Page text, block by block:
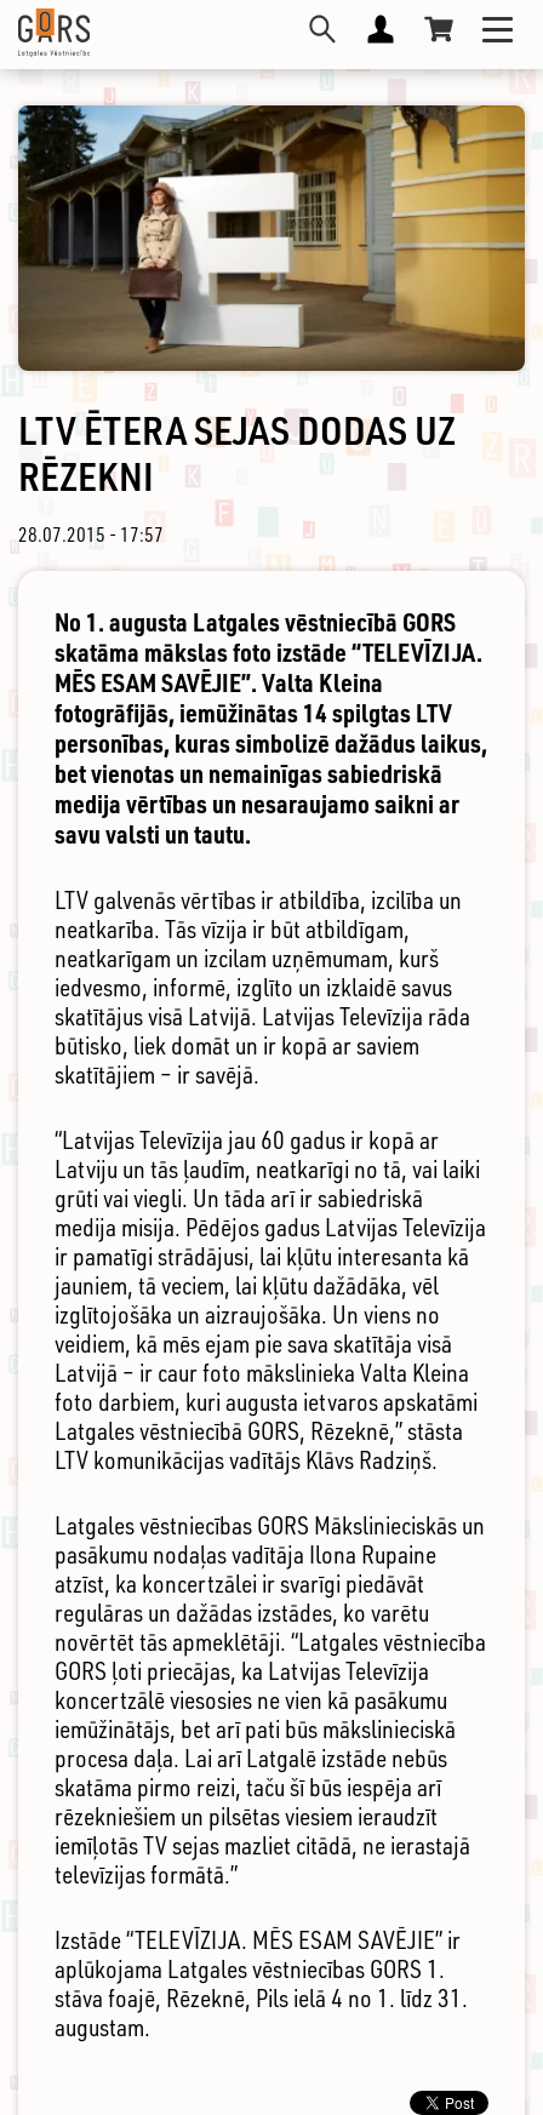
Pārlekt
galveno
saturu
LTV ĒTERA SEJAS DODAS UZ
RĒZEKNI
28.07.2015 - 17:57
No 1. augusta Latgales vēstniecībā GORS
skatāma mākslas foto izstāde “TELEVĪZIJA.
MĒS ESAM SAVĒJIE”. Valta Kleina
fotogrāfijās, iemūžinātas 14 spilgtas LTV
personības, kuras simbolizē dažādus laikus,
bet vienotas un nemainīgas sabiedriskā
medija vērtības un nesaraujamo saikni ar
savu valsti un tautu.
LTV galvenās vērtības ir atbildība, izcilība un
neatkarība. Tās vīzija ir būt atbildīgam,
neatkarīgam un izcilam uzņēmumam, kurš
iedvesmo, informē, izglīto un izklaidē savus
skatītājus visā Latvijā. Latvijas Televīzija rāda
būtisko, liek domāt un ir kopā ar saviem
skatītājiem – ir savējā.
“Latvijas Televīzija jau 60 gadus ir kopā ar
Latviju un tās ļaudīm, neatkarīgi no tā, vai laiki
grūti vai viegli. Un tāda arī ir sabiedriskā
medija misija. Pēdējos gadus Latvijas Televīzija
ir pamatīgi strādājusi, lai kļūtu interesanta kā
jauniem, tā veciem, lai kļūtu dažādāka, vēl
izglītojošāka un aizraujošāka. Un viens no
veidiem, kā mēs ejam pie sava skatītāja visā
Latvijā – ir caur foto mākslinieka Valta Kleina
foto darbiem, kuri augusta ietvaros apskatāmi
Latgales vēstniecībā GORS, Rēzeknē,” stāsta
LTV komunikācijas vadītājs Klāvs Radziņš.
Latgales vēstniecības GORS Mākslinieciskās un
pasākumu nodaļas vadītāja Ilona Rupaine
atzīst, ka koncertzālei ir svarīgi piedāvāt
regulāras un dažādas izstādes, ko varētu
novērtēt tās apmeklētāji. “Latgales vēstniecība
GORS ļoti priecājas, ka Latvijas Televīzija
koncertzālē viesosies ne vien kā pasākumu
iemūžinātājs, bet arī pati būs mākslinieciskā
procesa daļa. Lai arī Latgalē izstāde nebūs
skatāma pirmo reizi, taču šī būs iespēja arī
rēzekniešiem un pilsētas viesiem ieraudzīt
iemīļotās TV sejas mazliet citādā, ne ierastajā
televīzijas formātā.”
Izstāde “TELEVĪZIJA. MĒS ESAM SAVĒJIE” ir
aplūkojama Latgales vēstniecības GORS 1.
stāva foajē, Rēzeknē, Pils ielā 4 no 1. līdz 31.
augustam.